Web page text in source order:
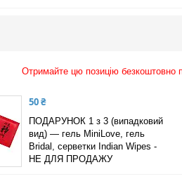
Отримайте цю позицію безкоштовно
50 ₴
ПОДАРУНОК 1 з 3 (випадковий
вид) — гель MiniLove, гель
Bridal, серветки Indian Wipes -
НЕ ДЛЯ ПРОДАЖУ